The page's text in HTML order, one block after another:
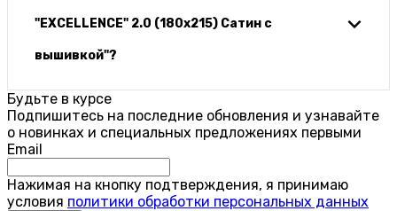
"EXCELLENCE" 2.0 (180х215) Сатин с
вышивкой"?
Будьте в курсе
Подпишитесь на последние обновления и узнавайте
о новинках и специальных предложениях первыми
Email
Нажимая на кнопку подтверждения, я принимаю
условия политики обработки персональных данных